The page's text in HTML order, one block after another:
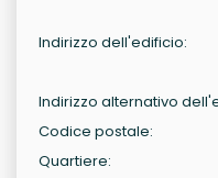
Indirizzo dell'edificio:
Indirizzo alternativo
Codice postale:
Quartiere: